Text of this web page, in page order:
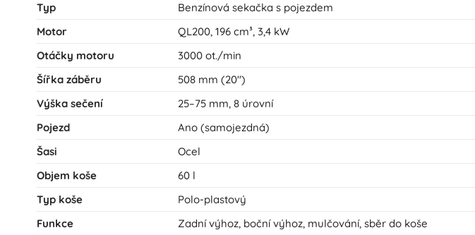
Typ
Benzínová sekačka s pojezdem
Motor
QL200, 196 cm³, 3,4 kW
Otáčky motoru
3000 ot./min
Šířka záběru
508 mm (20")
Výška sečení
25–75 mm, 8 úrovní
Pojezd
Ano (samojezdná)
Šasi
Ocel
Objem koše
60 l
Typ koše
Polo-plastový
Funkce
Zadní výhoz, boční výhoz, mulčování, sběr do koše